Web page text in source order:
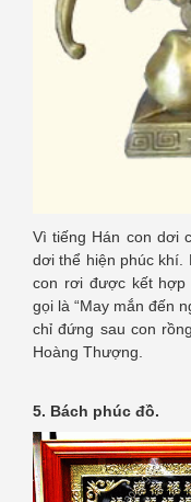
Vì tiếng Hán con dơi
dơi thể hiện phúc khí.
con rơi được kết
gọi là “May mắn đến
chỉ đứng sau con
Hoàng Thượng.
5. Bách phúc đồ.